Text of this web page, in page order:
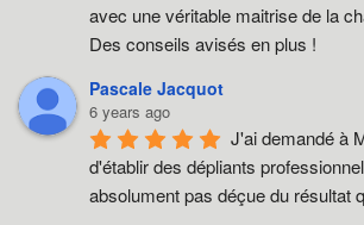
avec une véritable maitrise de la
Des conseils avisés en plus !
Pascale Jacquot
6 years ago
J'ai demandé à
d'établir des dépliants
absolument pas déçue du résultat